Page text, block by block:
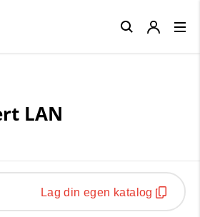
LAN
Lag din egen katalog
Close